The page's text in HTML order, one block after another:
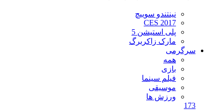
نینتندو سوییچ
CES 2017
پلی استیشن 5
مارک زاکربرگ
سرگرمی
همه
بازی
فیلم سینما
موسیقی
ورزش ها
173